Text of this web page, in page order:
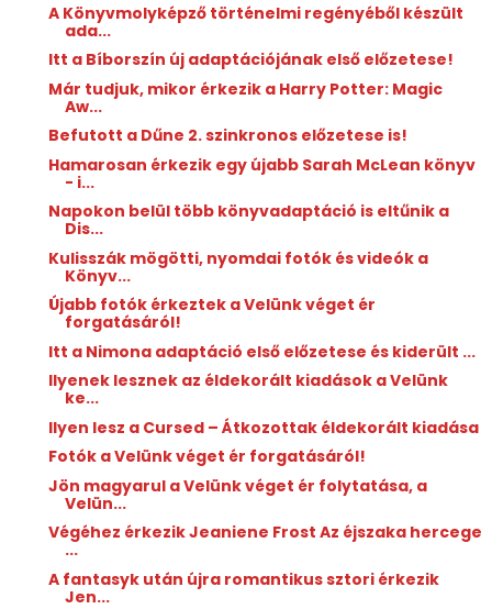
A Könyvmolyképző történelmi regényéből készült
ada...
Itt a Bíborszín új adaptációjának első előzetese!
Már tudjuk, mikor érkezik a Harry Potter: Magic
Aw...
Befutott a Dűne 2. szinkronos előzetese is!
Hamarosan érkezik egy újabb Sarah McLean könyv
- i...
Napokon belül több könyvadaptáció is eltűnik a
Dis...
Kulisszák mögötti, nyomdai fotók és videók a
Könyv...
Újabb fotók érkeztek a Velünk véget ér
forgatásáról!
Itt a Nimona adaptáció első előzetese és kiderült ...
Ilyenek lesznek az éldekorált kiadások a Velünk
ke...
Ilyen lesz a Cursed – Átkozottak éldekorált kiadása
Fotók a Velünk véget ér forgatásáról!
Jön magyarul a Velünk véget ér folytatása, a
Velün...
Végéhez érkezik Jeaniene Frost Az éjszaka hercege
...
A fantasyk után újra romantikus sztori érkezik
Jen...